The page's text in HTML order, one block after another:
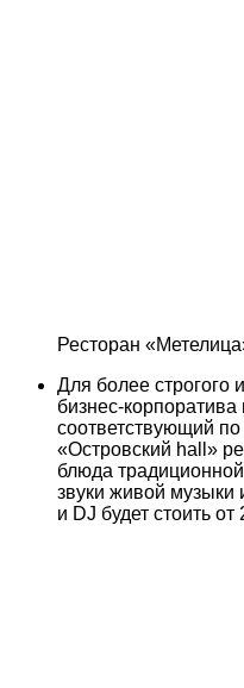
Ресторан
Для более строгого
бизнес-
соответствующий
«Островский hall»
блюда
звуки живой
и DJ будет стоить